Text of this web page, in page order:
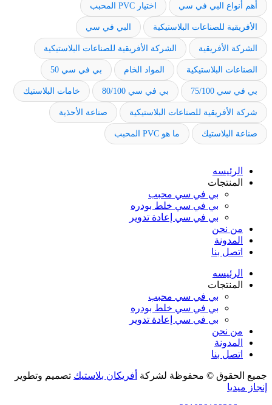
أهم أنواع البي في سي اختيار PVC المحبب
الأفريقية للصناعات البلاستيكية البي في سي
الشركة الأفريقية الشركة الأفريقية للصناعات البلاستيكية
الصناعات البلاستيكية المواد الخام بي في سي 50
بي في سي 75/100 بي في سي 80/100 خامات البلاستيك
شركة الأفريقية للصناعات البلاستيكية صناعة الأحذية
صناعة البلاستيك ما هو PVC المحبب
الرئيسه
المنتجات
بي في سي محبب
بي في سي خلط بودره
بي في سي إعادة تدوير
من نحن
المدونة
اتصل بنا
الرئيسه
المنتجات
بي في سي محبب
بي في سي خلط بودره
بي في سي إعادة تدوير
من نحن
المدونة
اتصل بنا
جميع الحقوق © محفوظة لشركة أفريكان بلاستيك تصميم وتطوير
إنجاز ميديا